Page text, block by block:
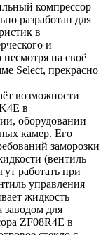
компрессор
разработан для
в
и
на своё
Select, прекрасно
возможности
в
оборудовании
камер. Его
заморозки
(вентиль
работать при
управления
жидкость
заводом для
ZF08R4E в